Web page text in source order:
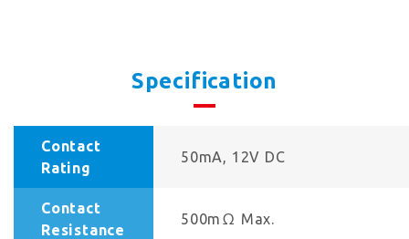
Specification
Contact
Rating
50mA, 12V DC
Contact
Resistance
500mΩ Max.